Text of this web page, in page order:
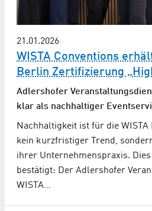
21.01.2026
WISTA Conventions
Berlin Zertifizierung
Adlershofer
klar als nachhaltiger
Nachhaltigkeit ist für die WISTA
kein kurzfristiger Trend,
ihrer Unternehmenspraxis.
bestätigt: Der Adlershofer
WISTA…